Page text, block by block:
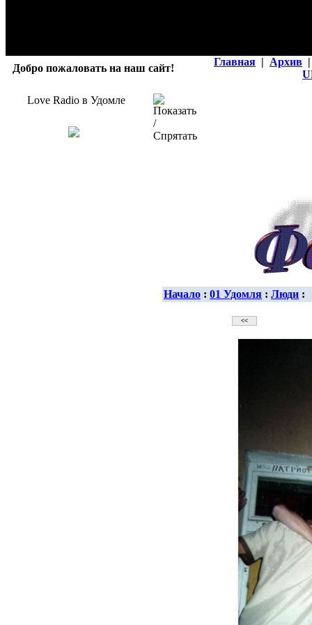
Добро пожаловать на наш сайт!
Главная | Архив |
Love Radio в Удомле
Начало : 01 Удомля : Люди :